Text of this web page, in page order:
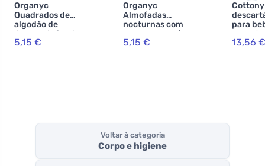
Organyc
Quadrados de
algodão de
limpeza infantil
(60 pcs) - 100%
5,15 €
Organyc
Almofadas
nocturnas com
asas Pesadas (10
pcs) - 100%
5,15 €
para
2-5 kg
13,56 €
Voltar à categoria
Corpo e higiene